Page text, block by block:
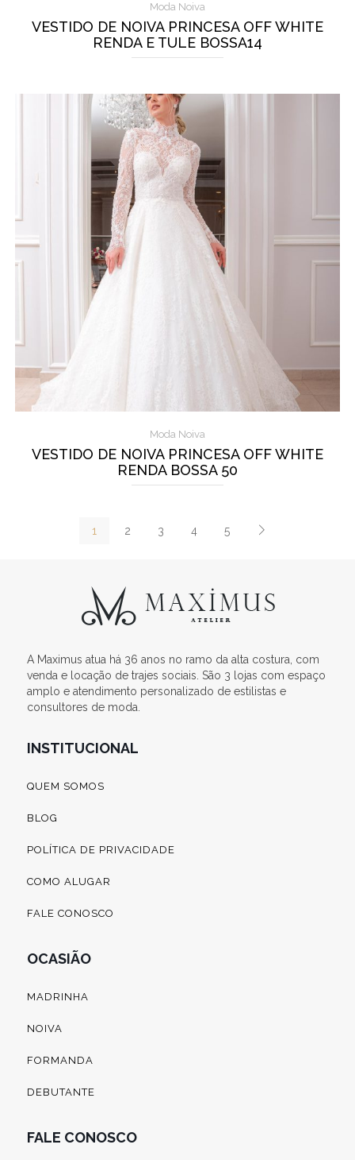
Moda Noiva
VESTIDO DE NOIVA PRINCESA OFF WHITE
RENDA E TULE BOSSA14
Moda Noiva
VESTIDO DE NOIVA PRINCESA OFF WHITE
RENDA BOSSA 50
1 2 3 4 5
A Maximus atua há 36 anos no ramo da alta costura, com
venda e locação de trajes sociais. São 3 lojas com espaço
amplo e atendimento personalizado de estilistas e
consultores de moda.
INSTITUCIONAL
QUEM SOMOS
BLOG
POLÍTICA DE PRIVACIDADE
COMO ALUGAR
FALE CONOSCO
OCASIÃO
MADRINHA
NOIVA
FORMANDA
DEBUTANTE
FALE CONOSCO